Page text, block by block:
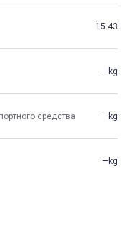
15.43
—kg
средства —kg
—kg